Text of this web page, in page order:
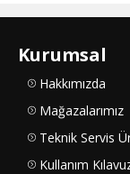
Kurumsal
Hakkımızda
Mağazalarımız
Teknik Servis
Kullanım